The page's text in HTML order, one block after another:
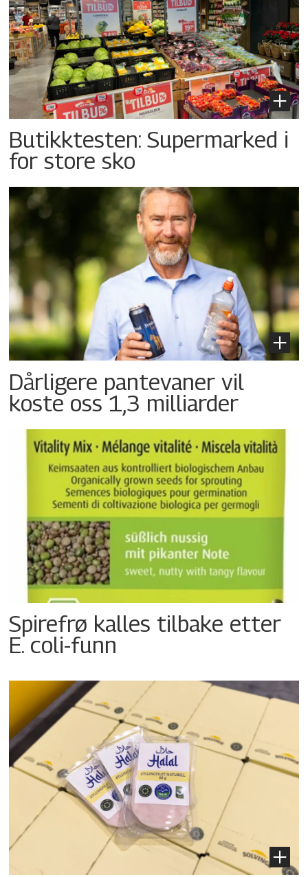
Butikktesten: Supermarked i
for store sko
Dårligere pantevaner vil
koste oss 1,3 milliarder
Spirefrø kalles tilbake etter
E. coli-funn